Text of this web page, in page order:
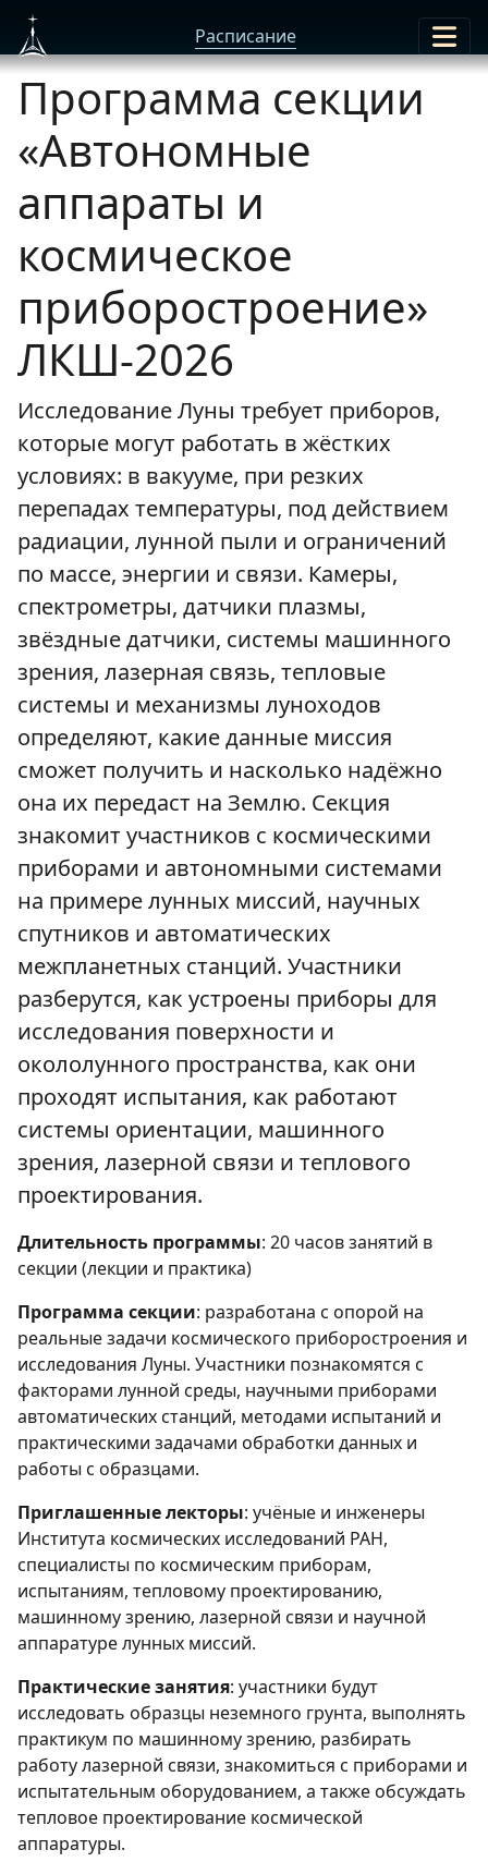
Расписание
Программа секции
«Автономные
аппараты и
космическое
приборостроение»
ЛКШ-2026
Исследование Луны требует приборов,
которые могут работать в жёстких
условиях: в вакууме, при резких
перепадах температуры, под действием
радиации, лунной пыли и ограничений
по массе, энергии и связи. Камеры,
спектрометры, датчики плазмы,
звёздные датчики, системы машинного
зрения, лазерная связь, тепловые
системы и механизмы луноходов
определяют, какие данные миссия
сможет получить и насколько надёжно
она их передаст на Землю. Секция
знакомит участников с космическими
приборами и автономными системами
на примере лунных миссий, научных
спутников и автоматических
межпланетных станций. Участники
разберутся, как устроены приборы для
исследования поверхности и
окололунного пространства, как они
проходят испытания, как работают
системы ориентации, машинного
зрения, лазерной связи и теплового
проектирования.
Длительность программы: 20 часов занятий в
секции (лекции и практика)
Программа секции: разработана с опорой на
реальные задачи космического приборостроения и
исследования Луны. Участники познакомятся с
факторами лунной среды, научными приборами
автоматических станций, методами испытаний и
практическими задачами обработки данных и
работы с образцами.
Приглашенные лекторы: учёные и инженеры
Института космических исследований РАН,
специалисты по космическим приборам,
испытаниям, тепловому проектированию,
машинному зрению, лазерной связи и научной
аппаратуре лунных миссий.
Практические занятия: участники будут
исследовать образцы неземного грунта, выполнять
практикум по машинному зрению, разбирать
работу лазерной связи, знакомиться с приборами и
испытательным оборудованием, а также обсуждать
тепловое проектирование космической
аппаратуры.